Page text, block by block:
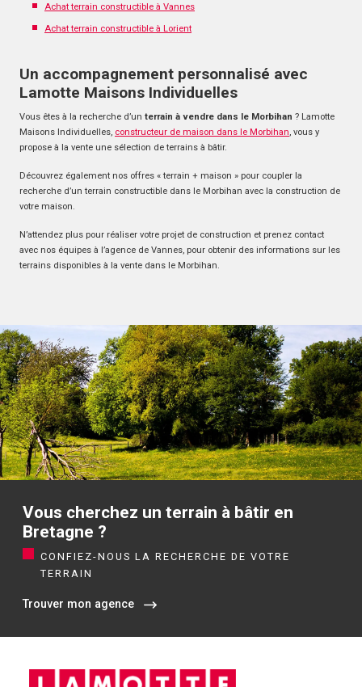
Achat terrain constructible à Vannes
Achat terrain constructible à Lorient
Un accompagnement personnalisé avec
Lamotte Maisons Individuelles
Vous êtes à la recherche d’un terrain à vendre dans le Morbihan ? Lamotte
Maisons Individuelles, constructeur de maison dans le Morbihan, vous y
propose à la vente une sélection de terrains à bâtir.
Découvrez également nos offres « terrain + maison » pour coupler la
recherche d’un terrain constructible dans le Morbihan avec la construction de
votre maison.
N’attendez plus pour réaliser votre projet de construction et prenez contact
avec nos équipes à l’agence de Vannes, pour obtenir des informations sur les
terrains disponibles à la vente dans le Morbihan.
Vous cherchez un terrain à bâtir en
Bretagne ?
CONFIEZ-NOUS LA RECHERCHE DE VOTRE
TERRAIN
Trouver mon agence